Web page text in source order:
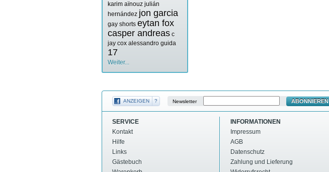
karim aïnouz julián
hernández jon garcia
gay shorts eytan fox
casper andreas c
jay cox alessandro guida
17
Weiter...
ANZEIGEN ? Newsletter ABONNIEREN
SERVICE
Kontakt
Hilfe
Links
Gästebuch
INFORMATIONEN
Impressum
AGB
Datenschutz
Zahlung und Lieferung